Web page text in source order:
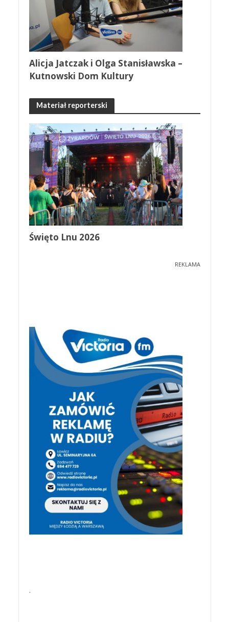
Alicja Jatczak i Olga Stanisławska –
Kutnowski Dom Kultury
Materiał reporterski
Święto Lnu 2026
REKLAMA
.